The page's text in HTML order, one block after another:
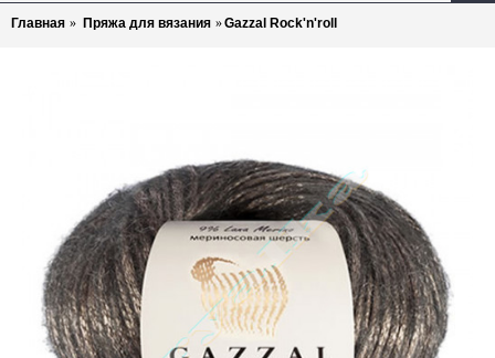
Главная Пряжа для вязания Gazzal Rock'n'roll